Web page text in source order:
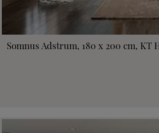
Somnus Adstrum, 180 x 200 cm, KT